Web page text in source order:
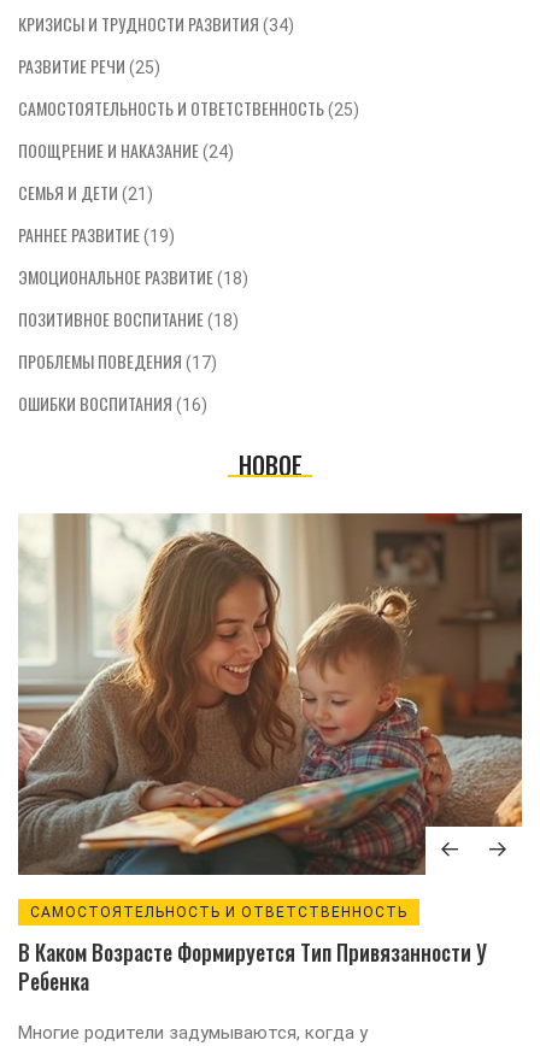
КРИЗИСЫ И ТРУДНОСТИ РАЗВИТИЯ (34)
РАЗВИТИЕ РЕЧИ (25)
САМОСТОЯТЕЛЬНОСТЬ И ОТВЕТСТВЕННОСТЬ(25)
ПООЩРЕНИЕ И НАКАЗАНИЕ(24)
СЕМЬЯ И ДЕТИ (21)
РАННЕЕ РАЗВИТИЕ(19)
ЭМОЦИОНАЛЬНОЕ РАЗВИТИЕ(18)
ПОЗИТИВНОЕ ВОСПИТАНИЕ(18)
ПРОБЛЕМЫ ПОВЕДЕНИЯ (17)
ОШИБКИ ВОСПИТАНИЯ (16)
НОВОЕ
САМОСТОЯТЕЛЬНОСТЬ И ОТВЕТСТВЕННОСТЬ
В Каком Возрасте Формируется Тип Привязанности У
Ребенка
Многие родители задумываются, когда у